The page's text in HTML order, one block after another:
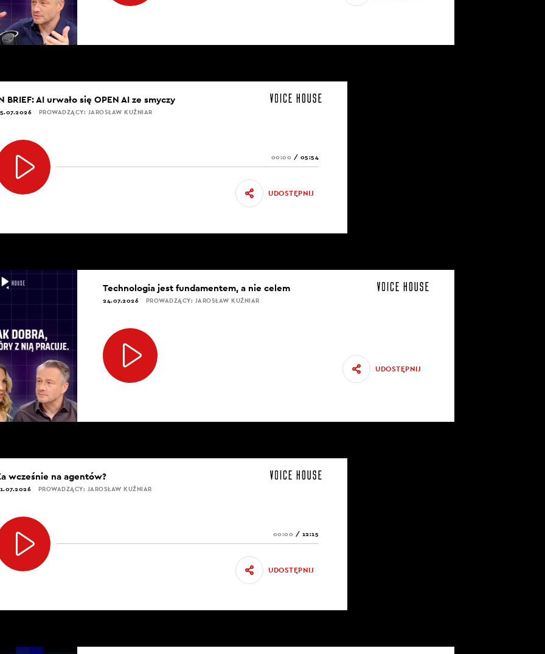
BRIEF: AI urwało się OPEN AI ze smyczy
PROWADZĄCY: JAROSŁAW KUŹNIAR
00:00 / 05:54
UDOSTĘPNIJ
Technologia jest fundamentem, a nie celem
24.07.2026 PROWADZĄCY: JAROSŁAW KUŹNIAR
UDOSTĘPNIJ
wcześnie na agentów?
PROWADZĄCY: JAROSŁAW KUŹNIAR
00:00 / 12:15
UDOSTĘPNIJ